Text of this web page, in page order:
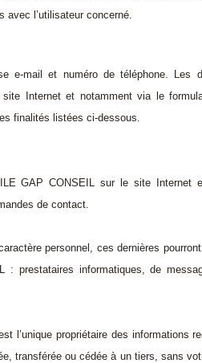
avec l’utilisateur concerné.
e-mail et numéro de téléphone.
Les
Internet et notamment via le
finalités listées ci-dessous.
GAP CONSEIL sur le site Internet
de contact.
personnel, ces dernières
prestataires informatiques, de
l’unique propriétaire des informations
transférée ou cédée à un tiers, sans